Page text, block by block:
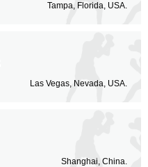
Tampa, Florida, USA.
Las Vegas, Nevada, USA.
Shanghai, China.